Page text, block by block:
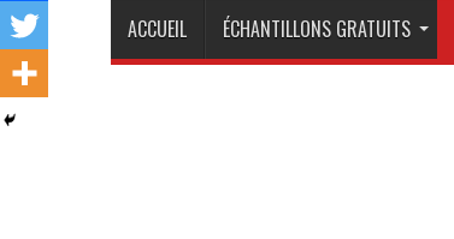
ACCUEIL ÉCHANTILLONS GRATUITS